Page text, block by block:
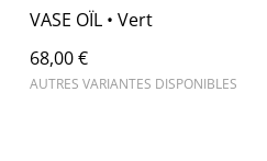
VASE OÏL • Vert
68,00 €
AUTRES VARIANTES DISPONIBLES